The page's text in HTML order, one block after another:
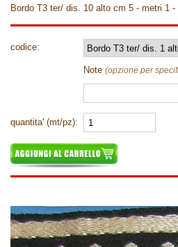
Bordo T3 ter/ dis. 10 alto cm 5 - metri 1 -
codice:
Note (opzione per
quantita' (mt/pz):